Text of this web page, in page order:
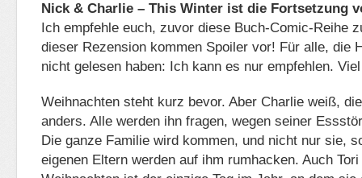
Nick & Charlie – This Winter ist die Fortsetzung
Ich empfehle euch, zuvor diese Buch-Comic-Reihe
dieser Rezension kommen Spoiler vor! Für alle, die
nicht gelesen haben: Ich kann es nur empfehlen.
Weihnachten steht kurz bevor. Aber Charlie weiß,
anders. Alle werden ihn fragen, wegen seiner
Die ganze Familie wird kommen, und nicht nur sie,
eigenen Eltern werden auf ihm rumhacken. Auch